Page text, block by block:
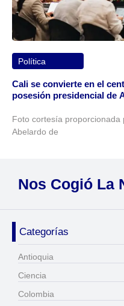
Política
Cali se convierte en el
posesión presidencial de
Foto cortesía
Abelardo de
Nos Cogió La
Categorías
Antioquia
Ciencia
Colombia